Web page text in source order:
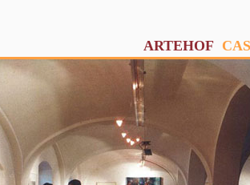
ARTEHOF